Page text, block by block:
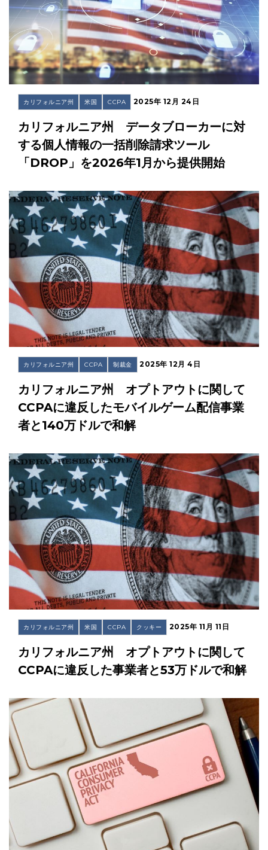
カリフォルニア州 米国 CCPA 2025年 12月 24日
カリフォルニア州 データブローカーに対
する個人情報の一括削除請求ツール
「DROP」を2026年1月から提供開始
カリフォルニア州 CCPA 制裁金 2025年 12月 4日
カリフォルニア州 オプトアウトに関して
CCPAに違反したモバイルゲーム配信事業
者と140万ドルで和解
カリフォルニア州 米国 CCPA クッキー 2025年 11月 11日
カリフォルニア州 オプトアウトに関して
CCPAに違反した事業者と53万ドルで和解